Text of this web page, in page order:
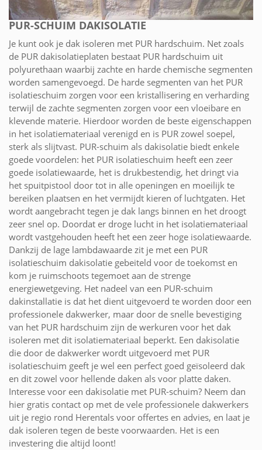
PUR-SCHUIM DAKISOLATIE
Je kunt ook je dak isoleren met PUR hardschuim. Net zoals
de PUR dakisolatieplaten bestaat PUR hardschuim uit
polyurethaan waarbij zachte en harde chemische segmenten
worden samengevoegd. De harde segmenten van het PUR
isolatieschuim zorgen voor een kristallisering en verharding
terwijl de zachte segmenten zorgen voor een vloeibare en
klevende materie. Hierdoor worden de beste eigenschappen
in het isolatiemateriaal verenigd en is PUR zowel soepel,
sterk als slijtvast. PUR-schuim als dakisolatie biedt enkele
goede voordelen: het PUR isolatieschuim heeft een zeer
goede isolatiewaarde, het is drukbestendig, het dringt via
het spuitpistool door tot in alle openingen en moeilijk te
bereiken plaatsen en het vermijdt kieren of luchtgaten. Het
wordt aangebracht tegen je dak langs binnen en het droogt
zeer snel op. Doordat er droge lucht in het isolatiemateriaal
wordt vastgehouden heeft het een zeer hoge isolatiewaarde.
Dankzij de lage lambdawaarde zit je met een PUR
isolatieschuim dakisolatie gebeiteld voor de toekomst en
kom je ruimschoots tegemoet aan de strenge
energiewetgeving. Het nadeel van een PUR-schuim
dakinstallatie is dat het dient uitgevoerd te worden door een
professionele dakwerker, maar door de snelle bevestiging
van het PUR hardschuim zijn de werkuren voor het dak
isoleren met dit isolatiemateriaal beperkt. Een dakisolatie
die door de dakwerker wordt uitgevoerd met PUR
isolatieschuim geeft je wel een perfect goed geïsoleerd dak
en dit zowel voor hellende daken als voor platte daken.
Interesse voor een dakisolatie met PUR-schuim? Neem dan
hier gratis contact op met de vele professionele dakwerkers
uit je regio rond Herentals voor offertes en advies, en laat je
dak isoleren tegen de beste voorwaarden. Het is een
investering die altijd loont!